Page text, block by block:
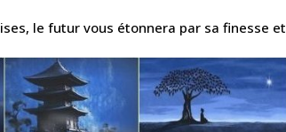
le futur vous étonnera par sa finesse